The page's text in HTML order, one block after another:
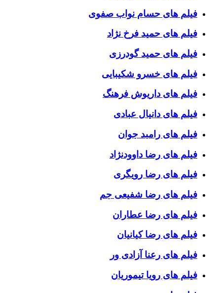
فیلم های حسام نواب صفوی
فیلم های حمید فرخ نژاد
فیلم های حمید گودرزی
فیلم های خسرو شکیبایی
فیلم های داریوش فرهنگ
فیلم های دانیال عبادی
فیلم های رامبد جوان
فیلم های رضا داوودنژاد
فیلم های رضا رویگری
فیلم های رضا شفیعی جم
فیلم های رضا عطاران
فیلم های رضا کیانیان
فیلم های رعنا آزادی ور
فیلم های رویا تیموریان